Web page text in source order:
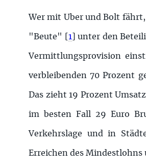
Wer mit Uber und Bolt
"Beute" 1 unter den
Vermittlungsprovision
verbleibenden 70 Prozent
Das zieht 19 Prozent
im besten Fall 29 Euro
Verkehrslage und in
Erreichen des Mindestlohns